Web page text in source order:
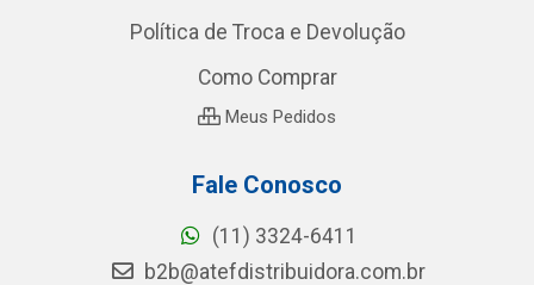
Política de Troca e Devolução
Como Comprar
Meus Pedidos
Fale Conosco
(11) 3324-6411
b2b@atefdistribuidora.com.br